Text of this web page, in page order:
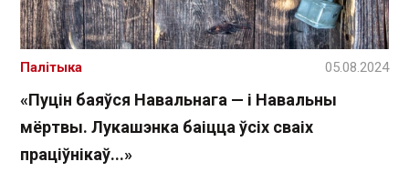
«Пуцін баяўся Навальнага — і Навальны
мёртвы. Лукашэнка баіцца ўсіх сваіх
праціўнікаў...»
Палітыка 05.08.2024